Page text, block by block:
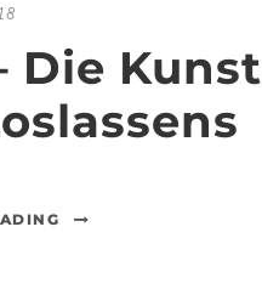
Die Kunst